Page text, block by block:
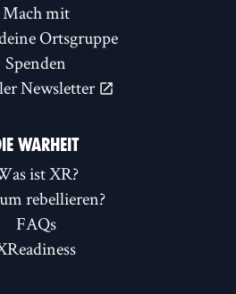
Mach mit
Ortsgruppe
Spenden
Newsletter
WARHEIT
ist XR?
rebellieren?
FAQs